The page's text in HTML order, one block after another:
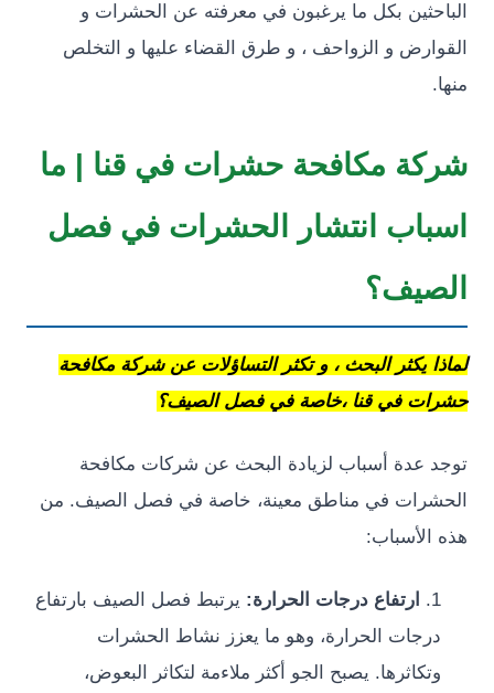
بكل ما يرغبون في معرفته عن الحشرات و
و الزواحف ، و طرق القضاء عليها و التخلص
مكافحة حشرات في قنا | ما
انتشار الحشرات في فصل
يكثر البحث ، و تكثر التساؤلات عن شركة مكافحة
في قنا ،خاصة في فصل الصيف؟
عدة أسباب لزيادة البحث عن شركات مكافحة
في مناطق معينة، خاصة في فصل الصيف. من
ارتفاع درجات الحرارة: يرتبط فصل الصيف بارتفاع
الحرارة، وهو ما يعزز نشاط الحشرات
يصبح الجو أكثر ملاءمة لتكاثر البعوض،